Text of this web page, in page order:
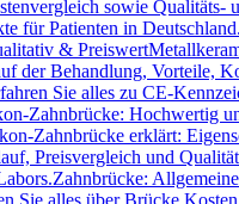
sowie Qualitäts-
für Patienten in Deutschland.
& Preiswert
der Behandlung, Vorteile,
Sie alles zu CE-
Zahnbrücke: Hochwertig
Zahnbrücke erklärt:
Preisvergleich und
Zahnbrücke:
Sie alles über Brücke